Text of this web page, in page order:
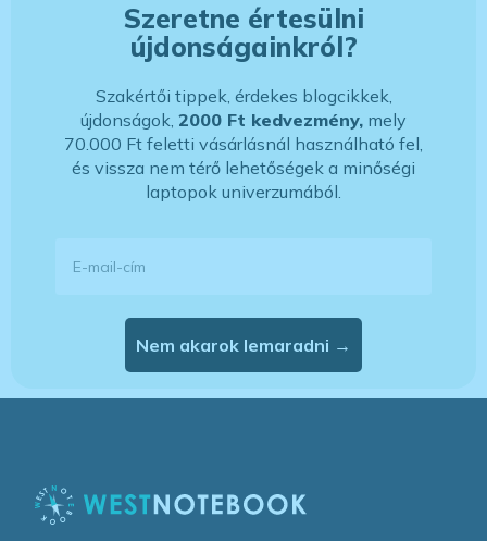
Szeretne értesülni
újdonságainkról?
Szakértői tippek, érdekes blogcikkek,
újdonságok, 2000 Ft kedvezmény, mely
70.000 Ft feletti vásárlásnál használható fel,
és vissza nem térő lehetőségek a minőségi
laptopok univerzumából.
Nem akarok lemaradni →